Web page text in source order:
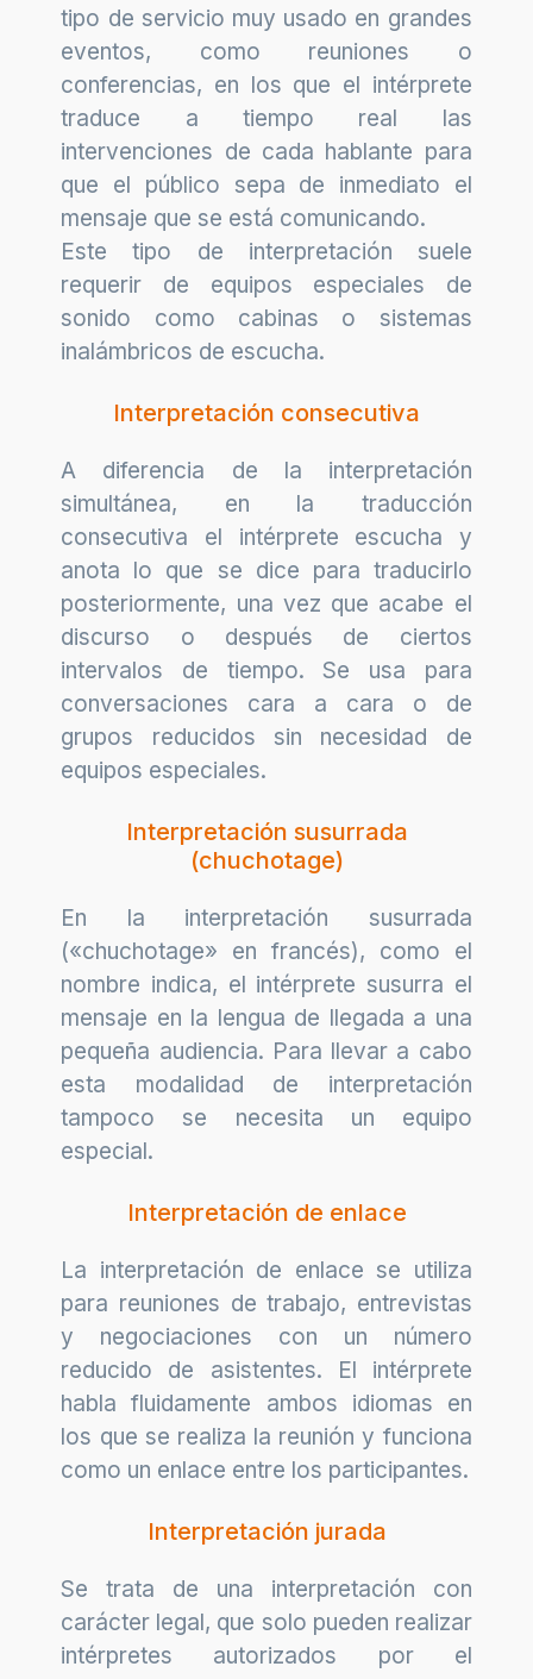
tipo de servicio muy usado en grandes
eventos, como reuniones o
conferencias, en los que el intérprete
traduce a tiempo real las
intervenciones de cada hablante para
que el público sepa de inmediato el
mensaje que se está comunicando.
Este tipo de interpretación suele
requerir de equipos especiales de
sonido como cabinas o sistemas
inalámbricos de escucha.
Interpretación consecutiva
A diferencia de la interpretación
simultánea, en la traducción
consecutiva el intérprete escucha y
anota lo que se dice para traducirlo
posteriormente, una vez que acabe el
discurso o después de ciertos
intervalos de tiempo. Se usa para
conversaciones cara a cara o de
grupos reducidos sin necesidad de
equipos especiales.
Interpretación susurrada
(chuchotage)
En la interpretación susurrada
(«chuchotage» en francés), como el
nombre indica, el intérprete susurra el
mensaje en la lengua de llegada a una
pequeña audiencia. Para llevar a cabo
esta modalidad de interpretación
tampoco se necesita un equipo
especial.
Interpretación de enlace
La interpretación de enlace se utiliza
para reuniones de trabajo, entrevistas
y negociaciones con un número
reducido de asistentes. El intérprete
habla fluidamente ambos idiomas en
los que se realiza la reunión y funciona
como un enlace entre los participantes.
Interpretación jurada
Se trata de una interpretación con
carácter legal, que solo pueden realizar
intérpretes autorizados por el